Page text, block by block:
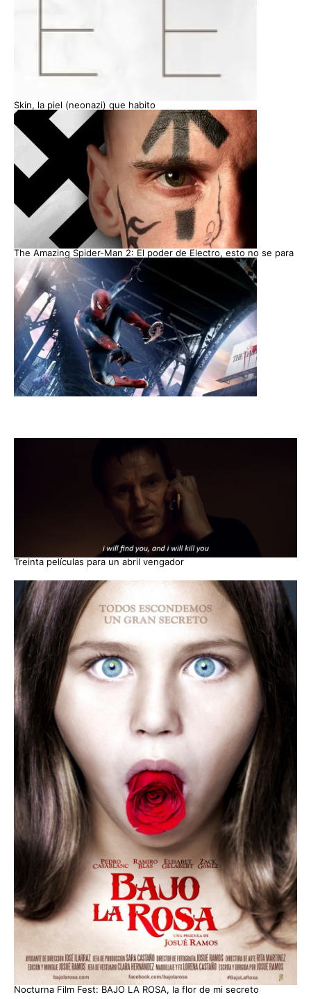
Skin, la piel (neonazi) que habito
The Amazing Spider-Man 2: El poder de Electro, esto no se para
Treinta películas para un abril vengador
Nocturna Film Fest: BAJO LA ROSA, la flor de mi secreto